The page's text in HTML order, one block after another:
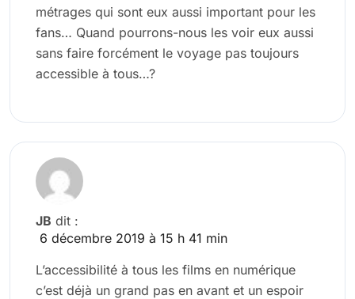
métrages qui sont eux aussi important pour les
fans… Quand pourrons-nous les voir eux aussi
sans faire forcément le voyage pas toujours
accessible à tous…?
JB dit :
6 décembre 2019 à 15 h 41 min
L’accessibilité à tous les films en numérique
c’est déjà un grand pas en avant et un espoir